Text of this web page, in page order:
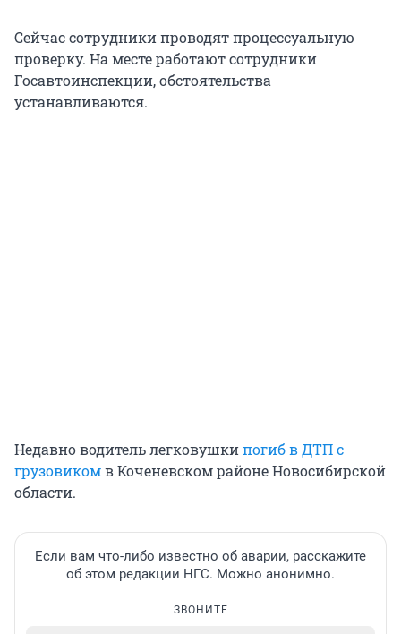
Сейчас сотрудники проводят процессуальную
проверку. На месте работают сотрудники
Госавтоинспекции, обстоятельства
устанавливаются.
Недавно водитель легковушкипогиб в ДТП с
грузовикомв Коченевском районе Новосибирской
области.
Если вам что-либо известно об аварии, расскажите
об этом редакции НГС. Можно анонимно.
ЗВОНИТЕ